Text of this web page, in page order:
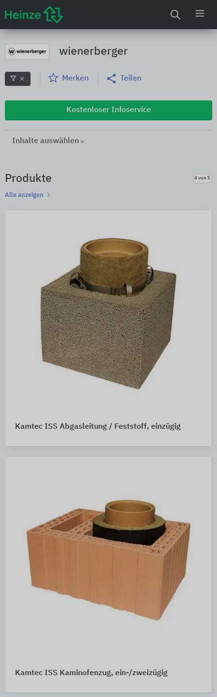
wienerberger
Merken Teilen
Kostenloser Infoservice
Inhalte auswählen
Produkte 4 von 5
Alle anzeigen
Kamtec ISS Abgasleitung / Feststoff, einzügig
Kamtec ISS Kaminofenzug, ein-/zweizügig